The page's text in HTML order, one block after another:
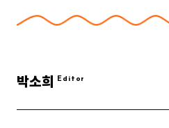
박소희